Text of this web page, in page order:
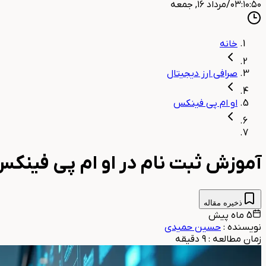
۰۳:۱۰:۵۱/مرداد ۱۶, جمعه
خانه
صرافی ارز دیجیتال
او ام پی فینکس
آموزش ثبت نام در او ام پی
ذخیره مقاله
5 ماه پیش
نویسنده : حسین حمیدی
زمان مطالعه :
9 دقیقه